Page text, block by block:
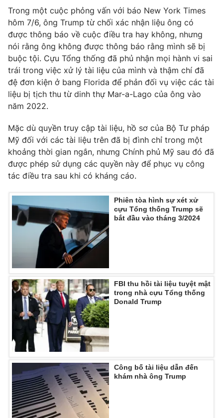
THỜI BÁO VTV
Theo dõi báo trên
Cơ quan chủ quản: Đài Truyền hình Việt Nam
Cơ quan báo chí:
Giấy phép hoạt động báo in và báo điện tử số 483/GP-BTTTT
cấp ngày 29/12/2023
Tổng Biên tập:Vũ Thanh Thủy
Phó Tổng Biên tập:Nguyễn Thị Mỹ Hạnh, Phạm Quốc Thắng,
Nguyễn Trọng Ninh
024.66 897 897
Email:
toasoan@vtv.vn
Liên hệ quảng cáo:024-7300.7108
® Cấm sao chép dưới mọi hình thức nếu không có sự chấp
thuận bằng văn bản. Ghi rõ nguồn VTV.vn khi phát hành lại
thông tin từ website này.
Trong một cuộc phỏng vấn với báo New York Times
hôm 7/6, ông Trump từ chối xác nhận liệu ông có
được thông báo về cuộc điều tra hay không, nhưng
nói rằng ông không được thông báo rằng mình sẽ bị
buộc tội. Cựu Tổng thống đã phủ nhận mọi hành vi sai
trái trong việc xử lý tài liệu của mình và thậm chí đã
đệ đơn kiện ở bang Florida để phản đối vụ việc các tài
liệu bị tịch thu từ dinh thự Mar-a-Lago của ông vào
năm 2022.
Mặc dù quyền truy cập tài liệu, hồ sơ của Bộ Tư pháp
Mỹ đối với các tài liệu trên đã bị đình chỉ trong một
khoảng thời gian ngắn, nhưng Chính phủ Mỹ sau đó đã
được phép sử dụng các quyền này để phục vụ công
tác điều tra sau khi có kháng cáo.
Phiên tòa hình sự xét xử
cựu Tổng thống Trump sẽ
bắt đầu vào tháng 3/2024
FBI thu hồi tài liệu tuyệt mật
trong nhà cựu Tổng thống
Donald Trump
Công bố tài liệu dẫn đến
khám nhà ông Trump